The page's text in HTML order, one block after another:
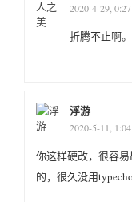
2020-4-29,
折腾不止啊。
浮游
2020-5-11,
你这样硬改，很容
的，很久没用